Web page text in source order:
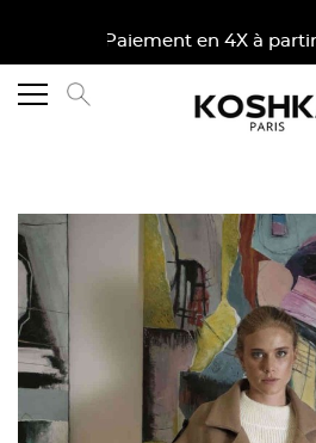
Paiement en 4X à partir de